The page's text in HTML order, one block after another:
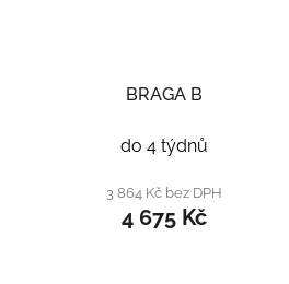
BRAGA B
do 4 týdnů
3 864 Kč bez DPH
4 675 Kč